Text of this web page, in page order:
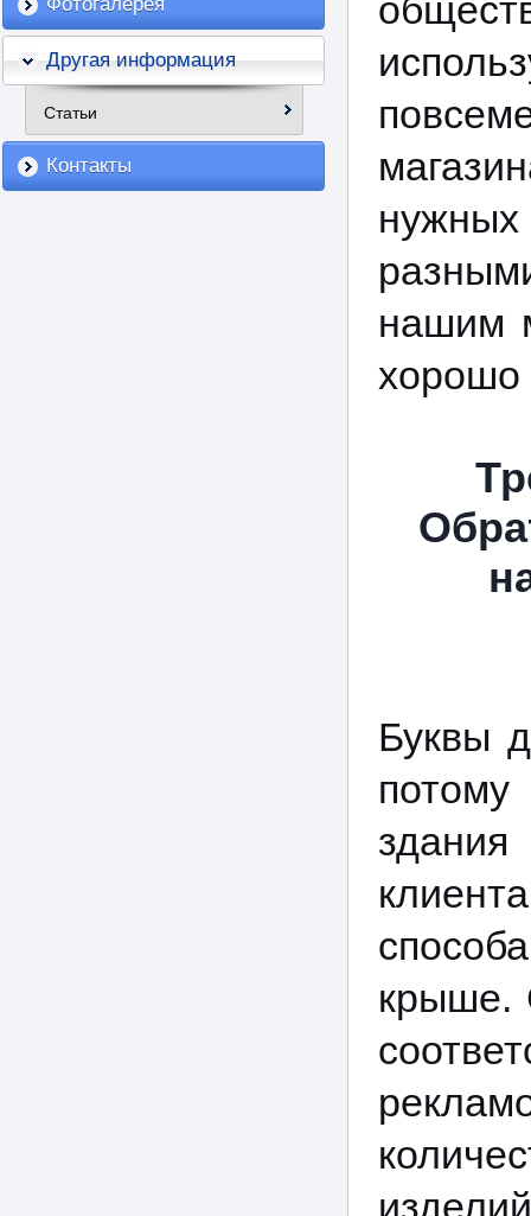
Другая информация
Статьи
Контакты
нужных
нашим
хорошо
Буквы
крыше.